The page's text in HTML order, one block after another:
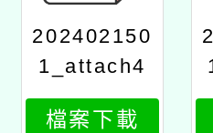
202402150
1_attach4
檔案下載